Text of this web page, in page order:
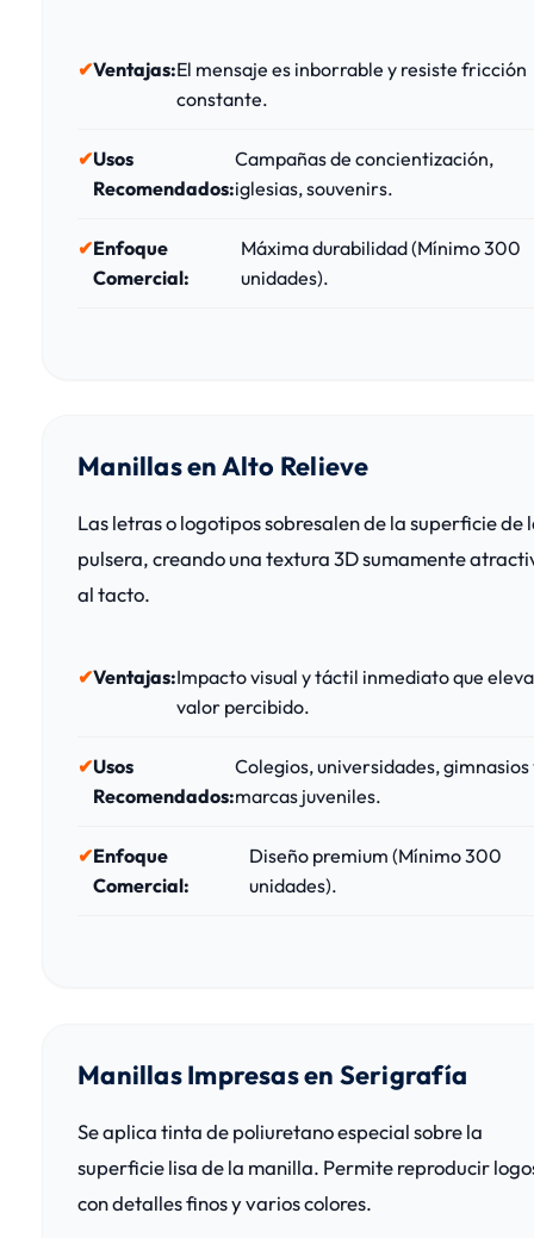
Ventajas:El mensaje es inborrable y resiste fricción
constante.
Usos
Recomendados:
Campañas de concientización,
iglesias, souvenirs.
Enfoque
Comercial:
Máxima durabilidad (Mínimo 300
unidades).
Manillas en Alto Relieve
Las letras o logotipos sobresalen de la superficie de
pulsera, creando una textura 3D sumamente
al tacto.
Ventajas:Impacto visual y táctil inmediato que
valor percibido.
Usos
Recomendados:
Colegios, universidades, gimnasios
marcas juveniles.
Enfoque
Comercial:
Diseño premium (Mínimo 300
unidades).
Manillas Impresas en Serigrafía
Se aplica tinta de poliuretano especial sobre la
superficie lisa de la manilla. Permite reproducir
con detalles finos y varios colores.